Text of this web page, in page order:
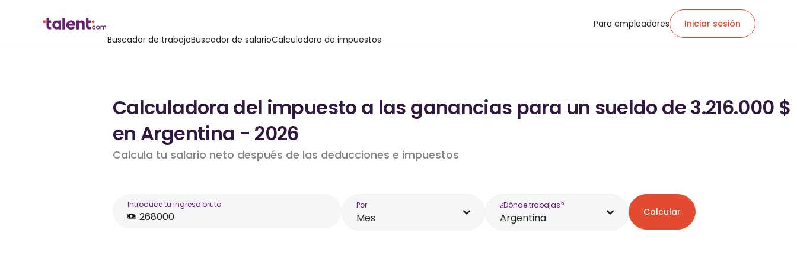
Buscador de trabajoBuscador de salarioCalculadora de impuestos
Para empleadores Iniciar sesión
Calculadora del impuesto a las ganancias para un sueldo de 3.216.000 $
en Argentina - 2026
Calcula tu salario neto después de las deducciones e impuestos
Introduce tu ingreso bruto Por
Mes
¿Dónde trabajas?
Argentina Calcular